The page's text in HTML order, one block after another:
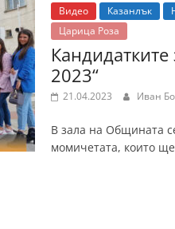
Видео Казанлък
Царица Роза
2023“
21.04.2023 Иван
В зала на Общината
момичетата, които